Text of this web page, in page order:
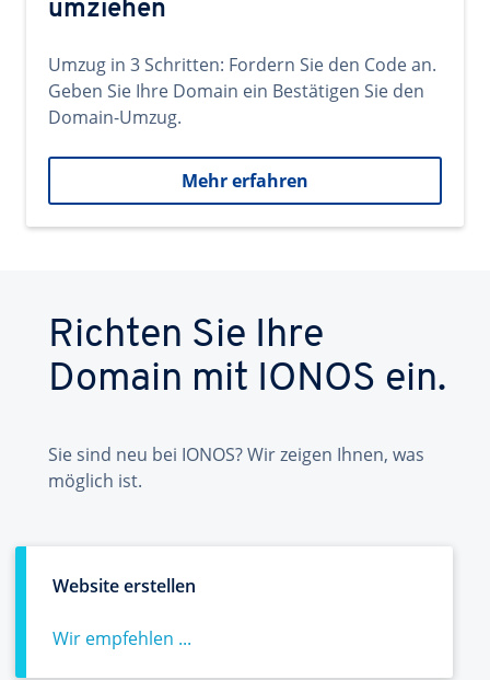
umziehen
Umzug in 3 Schritten: Fordern Sie den Code an.
Geben Sie Ihre Domain ein Bestätigen Sie den
Domain-Umzug.
Mehr erfahren
Richten Sie Ihre
Domain mit IONOS ein.
Sie sind neu bei IONOS? Wir zeigen Ihnen, was
möglich ist.
Website erstellen
Wir empfehlen ...